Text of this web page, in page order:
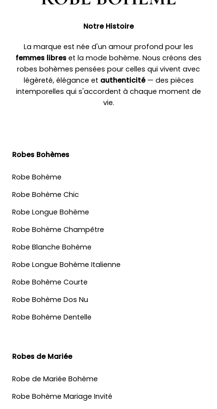
Notre Histoire
La marque est née d'un amour profond pour les
femmes libres et la mode bohème. Nous créons des
robes bohèmes pensées pour celles qui vivent avec
légèreté, élégance et authenticité— des pièces
intemporelles qui s'accordent à chaque moment de
vie.
Robes Bohèmes
Robe Bohème
Robe Bohème Chic
Robe Longue Bohème
Robe Bohème Champêtre
Robe Blanche Bohème
Robe Longue Bohème Italienne
Robe Bohème Courte
Robe Bohème Dos Nu
Robe Bohème Dentelle
Robes de Mariée
Robe de Mariée Bohème
Robe Bohème Mariage Invité